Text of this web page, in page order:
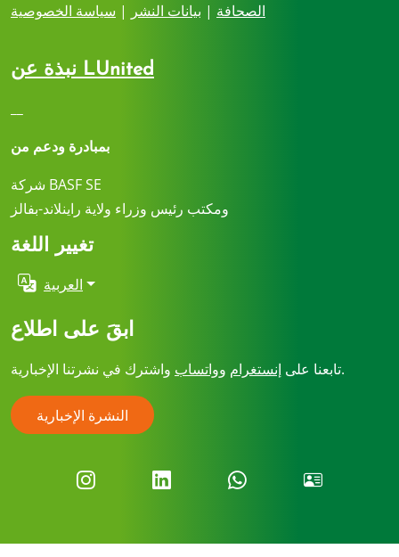
الصحافة | بيانات النشر | سياسة الخصوصية
نبذة عن LUnited
بمبادرة ودعم من
شركة BASF SE
ومكتب رئيس وزراء ولاية راينلاند-بفالز
تغيير اللغة
العربية
ابقَ على اطلاع
تابعنا على إنستغرام وواتساب واشترك في نشرتنا الإخبارية.
النشرة الإخبارية